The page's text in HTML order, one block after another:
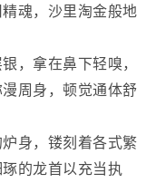
魂，沙里淘金般地
，拿在鼻下轻嗅，
周身，顿觉通体舒
身，镂刻着各式繁
的龙首以充当执